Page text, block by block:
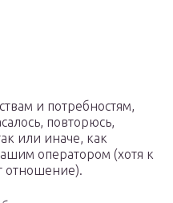
и потребностям,
повторюсь,
или иначе, как
оператором (хотя к
отношение).